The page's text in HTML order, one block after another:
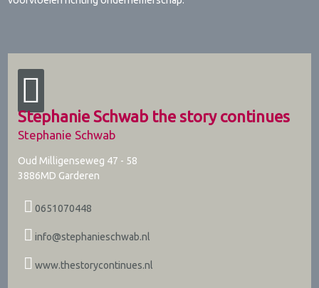
Stephanie Schwab the story continues
Stephanie Schwab
Oud Milligenseweg 47 - 58
3886MD Garderen
0651070448
info@stephanieschwab.nl
www.thestorycontinues.nl